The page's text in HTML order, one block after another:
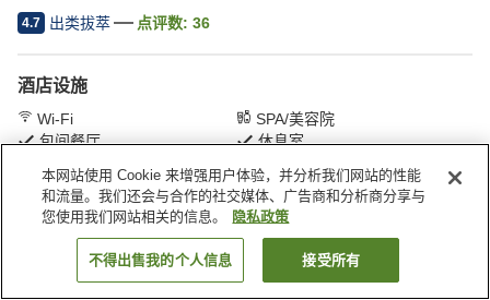
4.7 出类拔萃 点评数: 36
酒店设施
Wi-Fi
SPA/美容院
包间餐厅
休息室
首页 日本 京都府 京丹后 间人温泉 炭平
搜索客房
本网站使用 Cookie 来增强用户体验，并分析我们网站的性能
和流量。我们还会与合作的社交媒体、广告商和分析商分享与
您使用我们网站相关的信息。
隐私政策
不得出售我的个人信息 接受所有